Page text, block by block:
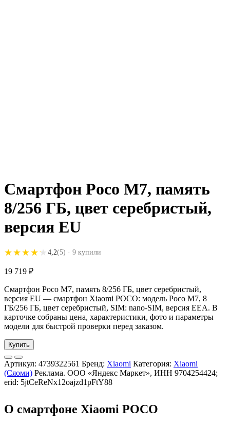
Смартфон Poco M7, память
8/256 ГБ, цвет серебристый,
версия EU
★★★★★
★★★★★ 4,2(5) · 9 купили
19 719 ₽
Смартфон Poco M7, память 8/256 ГБ, цвет серебристый,
версия EU — смартфон Xiaomi POCO: модель Poco M7, 8
ГБ/256 ГБ, цвет серебристый, SIM: nano-SIM, версия EEA. В
карточке собраны цена, характеристики, фото и параметры
модели для быстрой проверки перед заказом.
Купить
Артикул: 4739322561 Бренд: Xiaomi Категория: Xiaomi
(Сяоми) Реклама. ООО «Яндекс Маркет», ИНН 9704254424;
erid: 5jtCeReNx12oajzd1pFtY88
О смартфоне Xiaomi POCO